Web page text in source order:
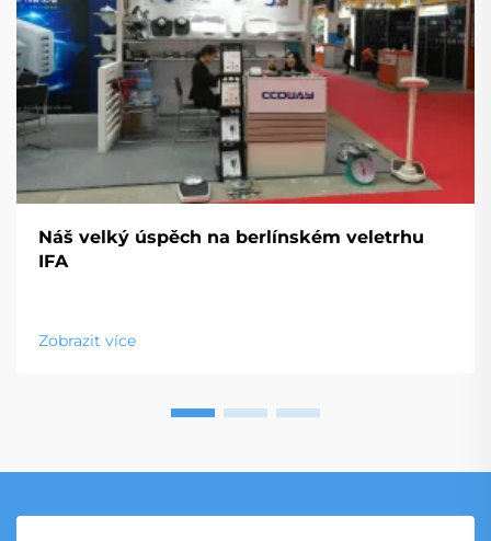
Náš velký úspěch na berlínském veletrhu
IFA
Zobrazit více